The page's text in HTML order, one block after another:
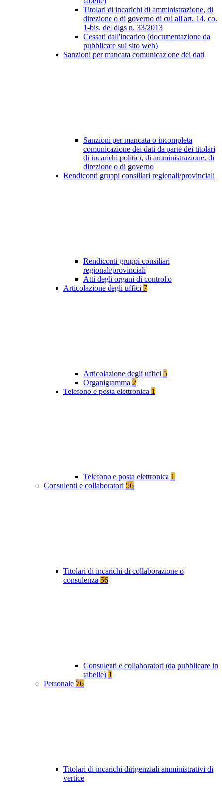
Titolari di incarichi di amministrazione, di
direzione o di governo di cui all'art. 14, co.
1-bis, del dlgs n. 33/2013
Cessati dall'incarico (documentazione da
pubblicare sul sito web)
Sanzioni per mancata comunicazione dei dati
Sanzioni per mancata o incompleta
comunicazione dei dati da parte dei titolari
di incarichi politici, di amministrazione, di
direzione o di governo
Rendiconti gruppi consiliari regionali/provinciali
Rendiconti gruppi consiliari
regionali/provinciali
Atti degli organi di controllo
Articolazione degli uffici 7
Articolazione degli uffici 5
Organigramma 2
Telefono e posta elettronica 1
Telefono e posta elettronica 1
Consulenti e collaboratori 56
Titolari di incarichi di collaborazione o
consulenza 56
Consulenti e collaboratori (da pubblicare in
tabelle) 1
Personale 76
Titolari di incarichi dirigenziali amministrativi di
vertice